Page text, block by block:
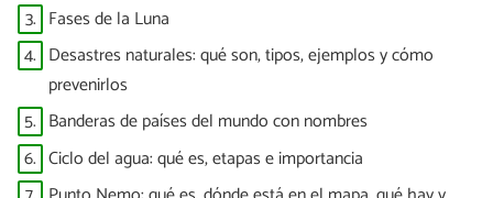
3. Fases de la Luna
4. Desastres naturales: qué son, tipos, ejemplos y cómo
prevenirlos
5. Banderas de países del mundo con nombres
6. Ciclo del agua: qué es, etapas e importancia